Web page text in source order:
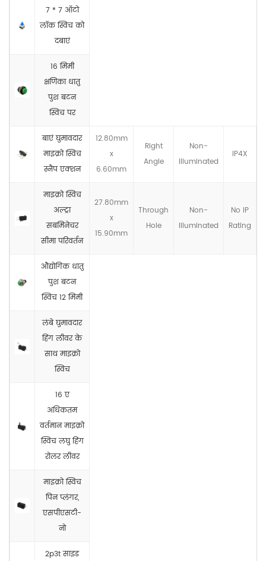
7 * 7 ऑटो
लॉक स्विच को
दबाएं
16 मिमी
क्षणिका धातु
पुश बटन
स्विच पर
बाएं घुमावदार
माइक्रो स्विच
स्नैप एक्शन
12.80mm
x
6.60mm
Right
Angle
Non-
llluminated
IP4X
माइक्रो स्विच
अल्ट्रा
सबमिनेचर
सीमा परिवर्तन
27.80mm
x
15.90mm
Through
Hole
Non-
llluminated
No IP
Rating
औद्योगिक धातु
पुश बटन
स्विच 12 मिमी
लंबे घुमावदार
हिंग लीवर के
साथ माइक्रो
स्विच
16 ए
अधिकतम
वर्तमान माइक्रो
स्विच लघु हिंग
रोलर लीवर
माइक्रो स्विच
पिन प्लंगर,
एसपीएसटी-
नो
2p3t साइड